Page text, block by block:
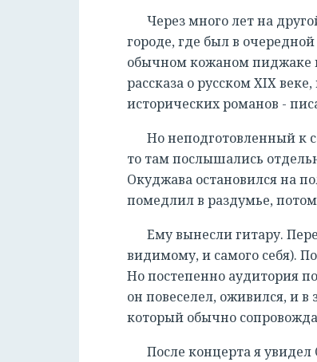
Через много лет на
городе, где был в
обычном кожаном пиджаке
рассказа о русском ХIХ
исторических романов -
Но неподготовленный к
то там послышались
Окуджава остановился на
помедлил в раздумье,
Ему вынесли гитару.
видимому, и самого себя).
Но постепенно аудитория
он повеселел, оживился, и
который обычно
После концерта я